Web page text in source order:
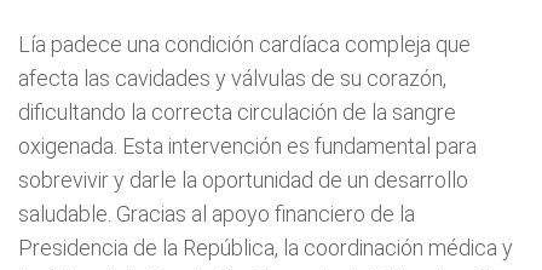
Lía padece una condición cardíaca compleja que
afecta las cavidades y válvulas de su corazón,
dificultando la correcta circulación de la sangre
oxigenada. Esta intervención es fundamental para
sobrevivir y darle la oportunidad de un desarrollo
saludable. Gracias al apoyo financiero de la
Presidencia de la República, la coordinación médica y